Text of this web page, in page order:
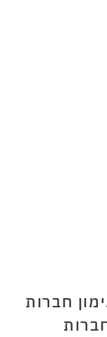
חברות
לאורך השנים חברת תמיר פישמן, באמצעות חברת הבת תמיר פישמן וונצ'רס, השקיעה בכ-40 חברות